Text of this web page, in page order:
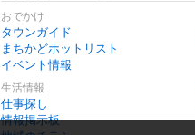
おでかけ
タウンガイド
まちかどホットリスト
イベント情報
生活情報
仕事探し
情報掲示板